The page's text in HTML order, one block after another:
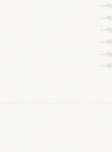
--
--
--
--
--
--